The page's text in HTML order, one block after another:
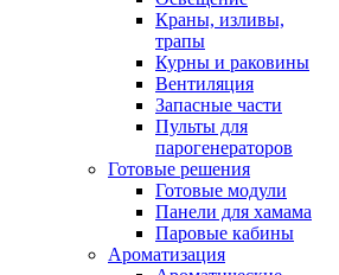
Краны, изливы,
трапы
Курны и раковины
Вентиляция
Запасные части
Пульты для
парогенераторов
Готовые решения
Готовые модули
Панели для хамама
Паровые кабины
Ароматизация